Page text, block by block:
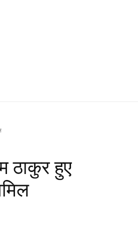
ठाकुर हुए